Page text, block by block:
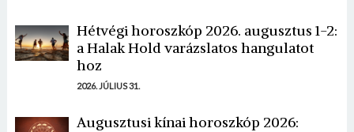
Hétvégi horoszkóp 2026. augusztus 1-2:
a Halak Hold varázslatos hangulatot
hoz
2026. JÚLIUS 31.
Augusztusi kínai horoszkóp 2026: